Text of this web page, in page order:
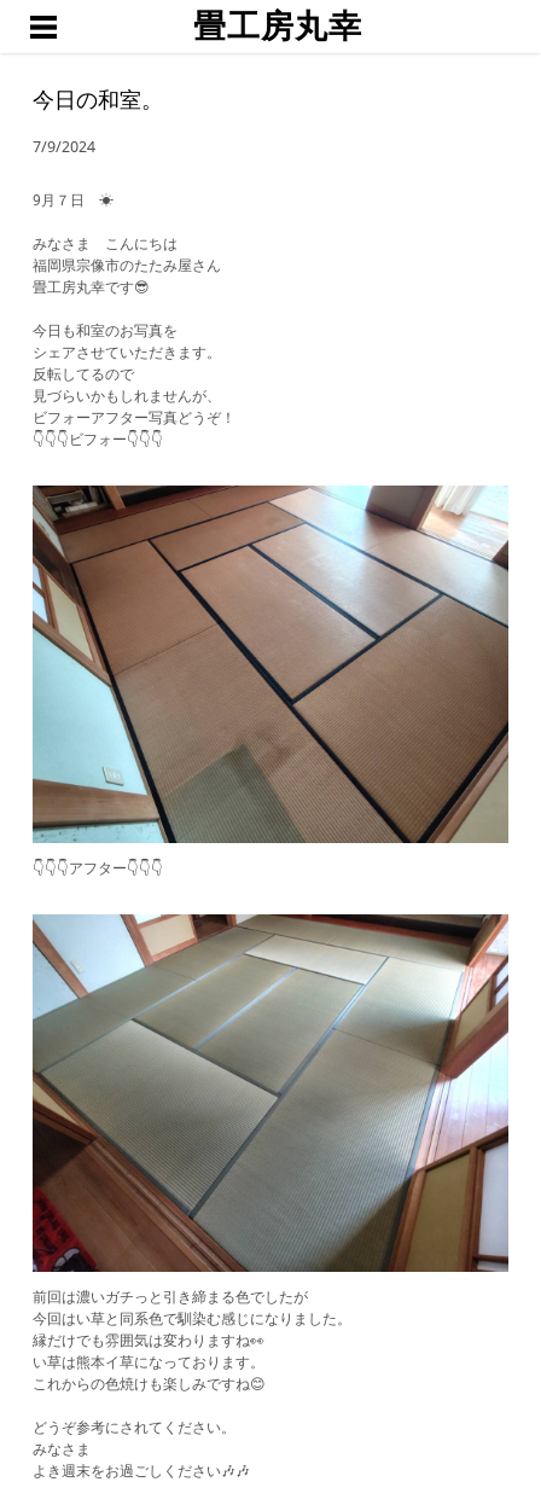
畳工房丸幸
ホーム
たたみ
琉球畳・置き畳
襖・網戸・障子
ブログ
お問い合わせ・お見積予約
今日の和室。
7/9/2024
9月７日 ☀
みなさま こんにちは
福岡県宗像市のたたみ屋さん
畳工房丸幸です😎
今日も和室のお写真を
シェアさせていただきます。
反転してるので
見づらいかもしれませんが、
ビフォーアフター写真どうぞ！
👇👇👇ビフォー👇👇👇
👇👇👇アフター👇👇👇
前回は濃いガチっと引き締まる色でしたが
今回はい草と同系色で馴染む感じになりました。
縁だけでも雰囲気は変わりますね👀
い草は熊本イ草になっております。
これからの色焼けも楽しみですね😊
どうぞ参考にされてください。
みなさま
よき週末をお過ごしください🎶🎶